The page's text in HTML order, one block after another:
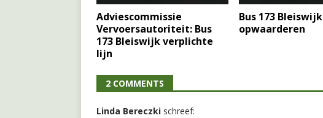
Adviescommissie
Vervoersautoriteit: Bus
173 Bleiswijk verplichte
lijn
Bus 173 Bleiswijk
opwaarderen
2 COMMENTS
Linda Bereczki schreef: